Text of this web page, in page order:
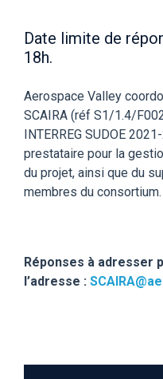
Date limite de
18h.
Aerospace Valley
SCAIRA (réf S1/1.4/
INTERREG SUDOE
prestataire pour la
du projet, ainsi que du
membres du consortium.
Réponses à adresser
l’adresse :